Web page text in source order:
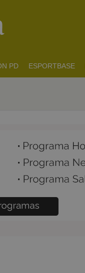
PD ESPORTBASE